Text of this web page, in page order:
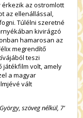
az ostromlott
az ellenállással,
Túlélni szeretné
kivirágzó
hamarosan az
megrendítő
teszi
játékfilm volt, amely
a magyar
vált
szöveg nélkül, 7’